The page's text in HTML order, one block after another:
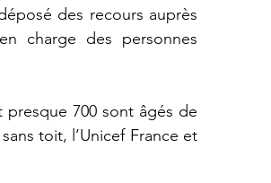
des recours auprès
charge des personnes
presque 700 sont âgés de
toit, l’Unicef France et